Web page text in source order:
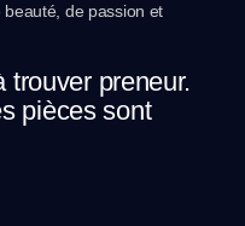
de passion et
trouver preneur.
pièces sont